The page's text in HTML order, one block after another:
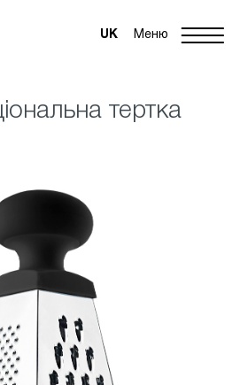
Меню
UK
тертка